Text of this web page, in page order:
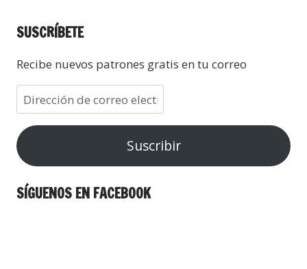
SUSCRÍBETE
Recibe nuevos patrones gratis en tu correo
Suscribir
SÍGUENOS EN FACEBOOK